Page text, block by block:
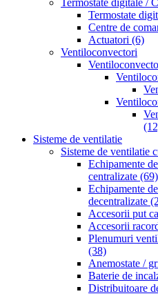
Termostate digitale /
Termostate
Centre de
Actuatori (6)
Ventiloconvectori
Sisteme de ventilatie
Sisteme de ventilatie
Echipamente
centralizate (69)
Echipamente
decentralizate
Accesorii put
Accesorii
Plenumuri
(38)
Anemostate /
Baterie de
Distribuitoare